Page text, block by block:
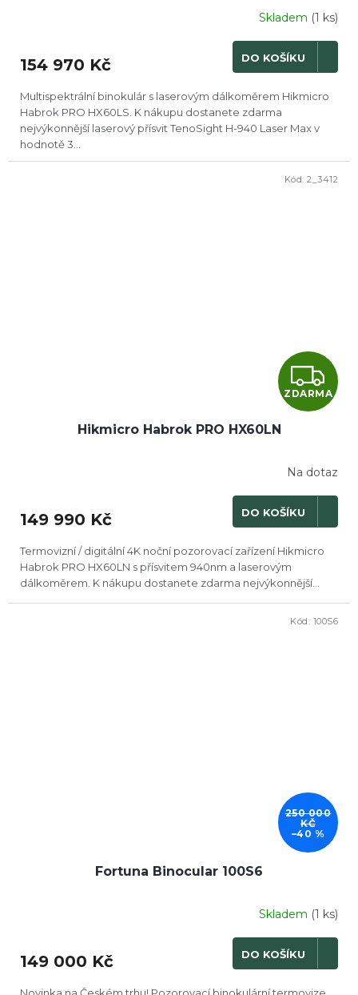
R
M
A
Skladem (1 ks)
154 970 Kč DO KOŠÍKU
Multispektrální binokulár s laserovým dálkoměrem Hikmicro
Habrok PRO HX60LS. K nákupu dostanete zdarma
nejvýkonnější laserový přísvit TenoSight H-940 Laser Max v
hodnotě 3...
Z
D
R
M
ZDARMA
Hikmicro Habrok PRO HX60LN
Na dotaz
149 990 Kč DO KOŠÍKU
Termovizní / digitální 4K noční pozorovací zařízení Hikmicro
Habrok PRO HX60LN s přísvitem 940nm a laserovým
dálkoměrem. K nákupu dostanete zdarma nejvýkonnější...
Kód: 2_3412
250 000
KČ
–40 %
Fortuna Binocular 100S6
Skladem (1 ks)
149 000 Kč DO KOŠÍKU
Kód: 100S6